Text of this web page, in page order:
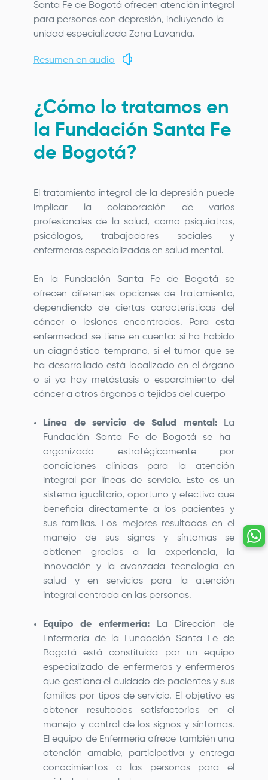
Santa Fe de Bogotá ofrecen atención integral
para personas con depresión, incluyendo la
unidad especializada Zona Lavanda.
Resumen en audio
¿Cómo lo tratamos en
la Fundación Santa Fe
de Bogotá?
El tratamiento integral de la depresión puede
implicar la colaboración de varios
profesionales de la salud, como psiquiatras,
psicólogos, trabajadores sociales y
enfermeras especializadas en salud mental.
En la Fundación Santa Fe de Bogotá se
ofrecen diferentes opciones de tratamiento,
dependiendo de ciertas características del
cáncer o lesiones encontradas. Para esta
enfermedad se tiene en cuenta: si ha habido
un diagnóstico temprano, si el tumor que se
ha desarrollado está localizado en el órgano
o si ya hay metástasis o esparcimiento del
cáncer a otros órganos o tejidos del cuerpo
Línea de servicio de Salud mental:La
Fundación Santa Fe de Bogotá se ha
organizado estratégicamente por
condiciones clínicas para la atención
integral por líneas de servicio. Este es un
sistema igualitario, oportuno y efectivo que
beneficia directamente a los pacientes y
sus familias. Los mejores resultados en el
manejo de sus signos y síntomas se
obtienen gracias a la experiencia, la
innovación y la avanzada tecnología en
salud y en servicios para la atención
integral centrada en las personas.
Equipo de enfermería: La Dirección de
Enfermería de la Fundación Santa Fe de
Bogotáestá constituida por un equipo
especializado de enfermeras y enfermeros
que gestiona el cuidado de pacientes y sus
familias por tipos de servicio. El objetivo es
obtener resultados satisfactorios en el
manejo y control de los signos y síntomas.
El equipo de Enfermería ofrece también una
atención amable, participativa y entrega
conocimientos a las personas para el